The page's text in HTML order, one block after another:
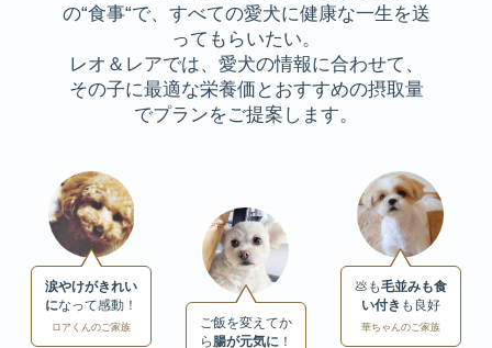
の“食事“で、すべての愛犬に健康な一生を送
ってもらいたい。
レオ＆レアでは、愛犬の情報に合わせて、
その子に最適な栄養価とおすすめの摂取量
でプランをご提案します。
涙やけがきれい
になって感動！
ロアくんのご家族
ご飯を変えてか
ら 腸が元気に ！
💩も毛並みも食
い付き も良好
華ちゃんのご家族